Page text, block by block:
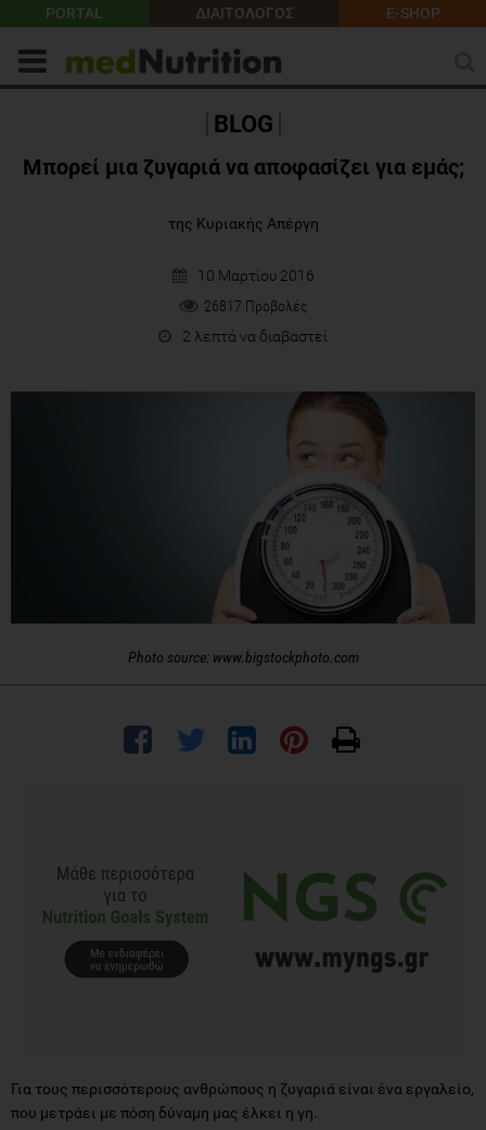
PORTAL ΔΙΑΙΤΟΛΟΓΟΣ E-SHOP
BLOG
Μπορεί μια ζυγαριά να αποφασίζει για εμάς;
της Κυριακής Απέργη
10 Μαρτίου 2016
26817 Προβολές
2 λεπτά να διαβαστεί
Photo source: www.bigstockphoto.com
Για τους περισσότερους ανθρώπους η ζυγαριά είναι ένα εργαλείο,
που μετράει με πόση δύναμη μας έλκει η γη.